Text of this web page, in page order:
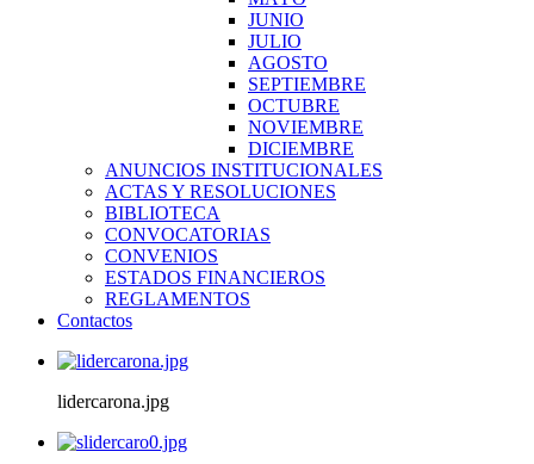
JUNIO
JULIO
AGOSTO
SEPTIEMBRE
OCTUBRE
NOVIEMBRE
DICIEMBRE
ANUNCIOS INSTITUCIONALES
ACTAS Y RESOLUCIONES
BIBLIOTECA
CONVOCATORIAS
CONVENIOS
ESTADOS FINANCIEROS
REGLAMENTOS
Contactos
lidercarona.jpg